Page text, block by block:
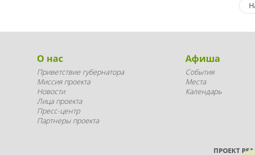
О нас
Приветствие губернатора
Миссия проекта
Новости
Лица проекта
Пресс-центр
Партнеры проекта
Афиша
События
Места
Календарь
ПРОЕКТ